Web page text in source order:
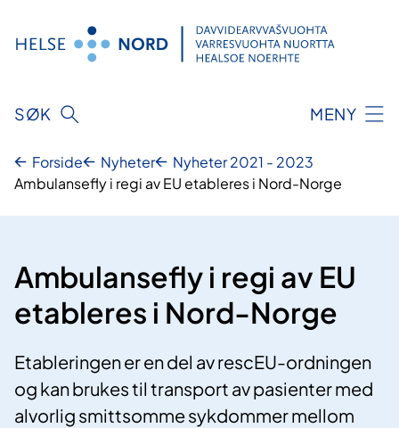
innhold
SØK MENY
Forside Nyheter
Nyheter 2021 - 2023
Ambulansefly i regi av EU etableres i Nord-Norge
Ambulansefly i regi av EU
etableres i Nord-Norge
Etableringen er en del av rescEU-ordningen
og kan brukes til transport av pasienter med
alvorlig smittsomme sykdommer mellom